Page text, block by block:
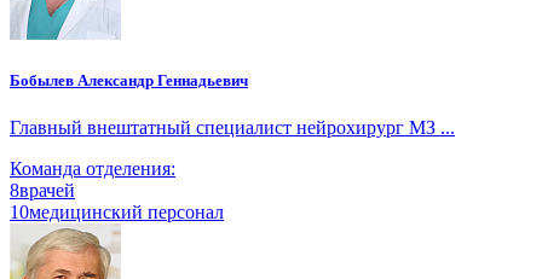
Бобылев Александр Геннадьевич
Главный внештатный специалист нейрохирург МЗ ...
Команда отделения:
8врачей
10медицинский персонал